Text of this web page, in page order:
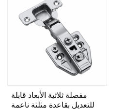
مفصلة ثلاثية الأبعاد قابلة
للتعديل بقاعدة مثلثة ناعمة